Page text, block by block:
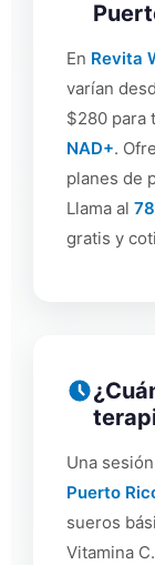
En Revita
varían
$280 para
NAD+.
planes de
Llama al
gratis y
Una
Puerto
sueros
Vitamina